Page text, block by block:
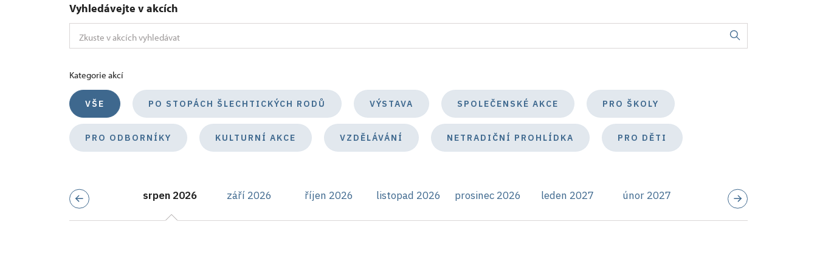
Vyhledávejte v akcích
Kategorie akcí
VŠE PO STOPÁCH ŠLECHTICKÝCH RODŮ VÝSTAVA SPOLEČENSKÉ AKCE PRO ŠKOLY
PRO ODBORNÍKY KULTURNÍ AKCE VZDĚLÁVÁNÍ NETRADIČNÍ PROHLÍDKA PRO DĚTI
srpen 2026 září 2026 říjen 2026 listopad 2026 prosinec 2026 leden 2027 únor 2027